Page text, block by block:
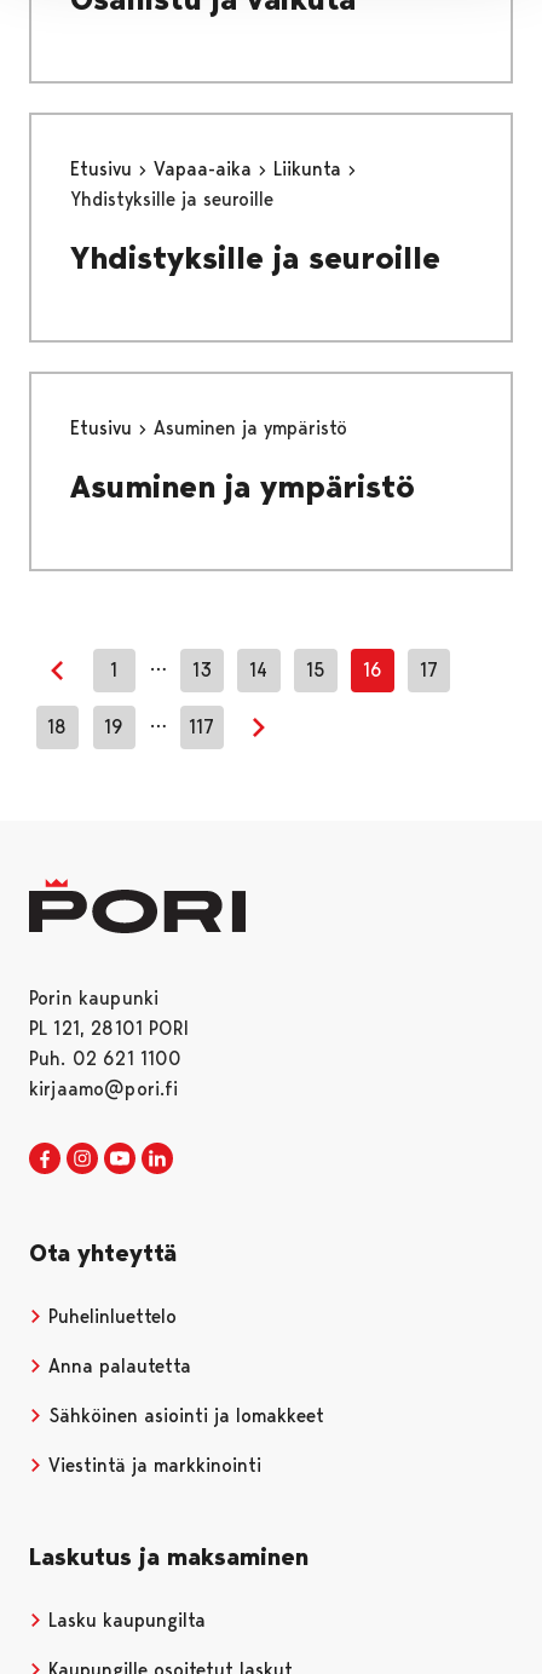
Etusivu Vapaa-aika
Liikunta
Yhdistyksille ja seuroille
Yhdistyksille ja seuroille
Etusivu Asuminen ja ympäristö
Asuminen ja ympäristö
Edellinen sivu
1 … 13 14 15 16 17
18 19 … 117
Seuraava sivu
Porin kaupunki
PL 121, 28101 PORI
Puh. 02 621 1100
kirjaamo@pori.fi
Porin kaupunki Facebookissa
Avautuu uudessa välilehdessä
Porin kaupunki Instagramissa
Avautuu uudessa välilehdessä
Porin kaupunki Youtubessa
Avautuu uudessa välilehdessä
Ota yhteyttä
Puhelinluettelo
Anna palautetta
Sähköinen asiointi ja lomakkeet
Viestintä ja markkinointi
Laskutus ja maksaminen
Lasku kaupungilta